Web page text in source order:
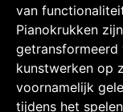
van
Pianokrukken
getransformeerd
kunstwerken op
voornamelijk
tijdens het